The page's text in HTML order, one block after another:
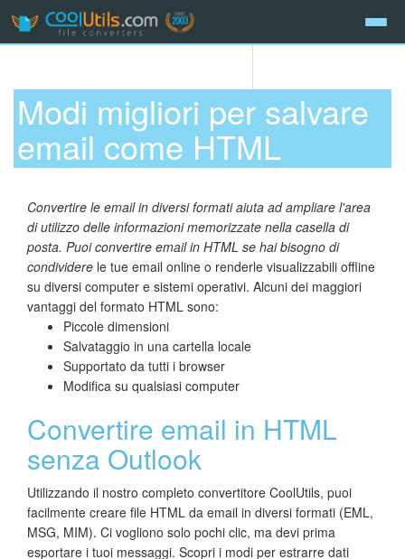
Modi migliori per salvare
email come HTML
Convertire le email in diversi formati aiuta ad ampliare l'area
di utilizzo delle informazioni memorizzate nella casella di
posta. Puoi convertire email in HTML se hai bisogno di
condividere le tue email online o renderle visualizzabili offline
su diversi computer e sistemi operativi. Alcuni dei maggiori
vantaggi del formato HTML sono:
Piccole dimensioni
Salvataggio in una cartella locale
Supportato da tutti i browser
Modifica su qualsiasi computer
Convertire email in HTML
senza Outlook
Utilizzando il nostro completo convertitore CoolUtils, puoi
facilmente creare file HTML da email in diversi formati (EML,
MSG, MIM). Ci vogliono solo pochi clic, ma devi prima
esportare i tuoi messaggi. Scopri i modi per estrarre dati